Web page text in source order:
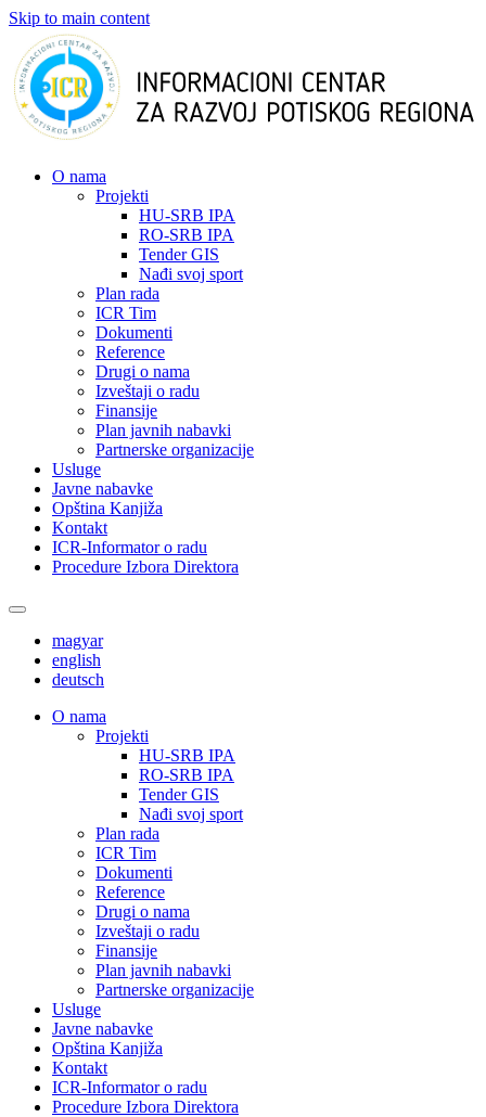
Skip to main content
О nama
Projekti
HU-SRB IPA
RO-SRB IPA
Tender GIS
Nađi svoj sport
Plan rada
ICR Tim
Dokumenti
Reference
Drugi o nama
Izveštaji o radu
Finansije
Plan javnih nabavki
Partnerske organizacije
Usluge
Javne nabavke
Opština Kanjiža
Kontakt
ICR-Informator o radu
Procedure Izbora Direktora
magyar
english
deutsch
О nama
Projekti
HU-SRB IPA
RO-SRB IPA
Tender GIS
Nađi svoj sport
Plan rada
ICR Tim
Dokumenti
Reference
Drugi o nama
Izveštaji o radu
Finansije
Plan javnih nabavki
Partnerske organizacije
Usluge
Javne nabavke
Opština Kanjiža
Kontakt
ICR-Informator o radu
Procedure Izbora Direktora